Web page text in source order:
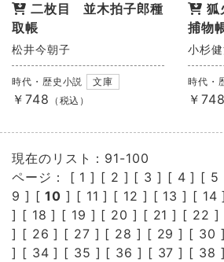
二枚目 並木拍子郎種
取帳
松井今朝子
時代・歴史小説 文庫
￥748 （税込）
狐
捕物
小杉
時代・
￥748
現在のリスト：91-100
ページ： [ 1 ] [ 2 ] [ 3 ] [ 4 ] [ 5
9 ] [10 ] [ 11 ] [ 12 ] [ 13 ] [ 14
] [ 18 ] [ 19 ] [ 20 ] [ 21 ] [ 22 ]
] [ 26 ] [ 27 ] [ 28 ] [ 29 ] [ 30
] [ 34 ] [ 35 ] [ 36 ] [ 37 ] [ 38